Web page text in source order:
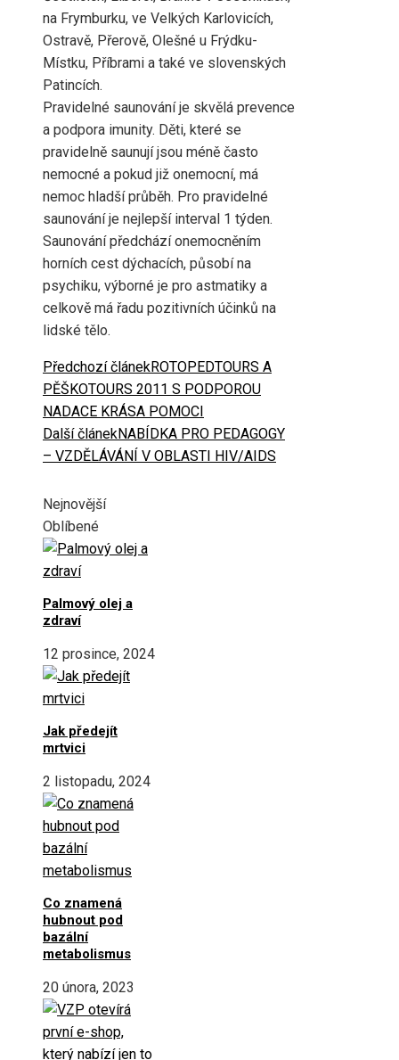
na Frymburku, ve Velkých Karlovicích,
Ostravě, Přerově, Olešné u Frýdku-
Místku, Příbrami a také ve slovenských
Patincích.
Pravidelné saunování je skvělá prevence
a podpora imunity. Děti, které se
pravidelně saunují jsou méně často
nemocné a pokud již onemocní, má
nemoc hladší průběh. Pro pravidelné
saunování je nejlepší interval 1 týden.
Saunování předchází onemocněním
horních cest dýchacích, působí na
psychiku, výborné je pro astmatiky a
celkově má řadu pozitivních účinků na
lidské tělo.
Předchozí článekROTOPEDTOURS A
PĚŠKOTOURS 2011 S PODPOROU
NADACE KRÁSA POMOCI
Další článekNABÍDKA PRO PEDAGOGY
– VZDĚLÁVÁNÍ V OBLASTI HIV/AIDS
Nejnovější
Oblíbené
Palmový olej a
zdraví
12 prosince, 2024
Jak předejít
mrtvici
2 listopadu, 2024
Co znamená
hubnout pod
bazální
metabolismus
20 února, 2023